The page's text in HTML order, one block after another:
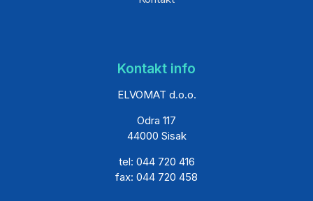
Kontakt info
ELVOMAT d.o.o.
Odra 117
44000 Sisak
tel: 044 720 416
fax: 044 720 458